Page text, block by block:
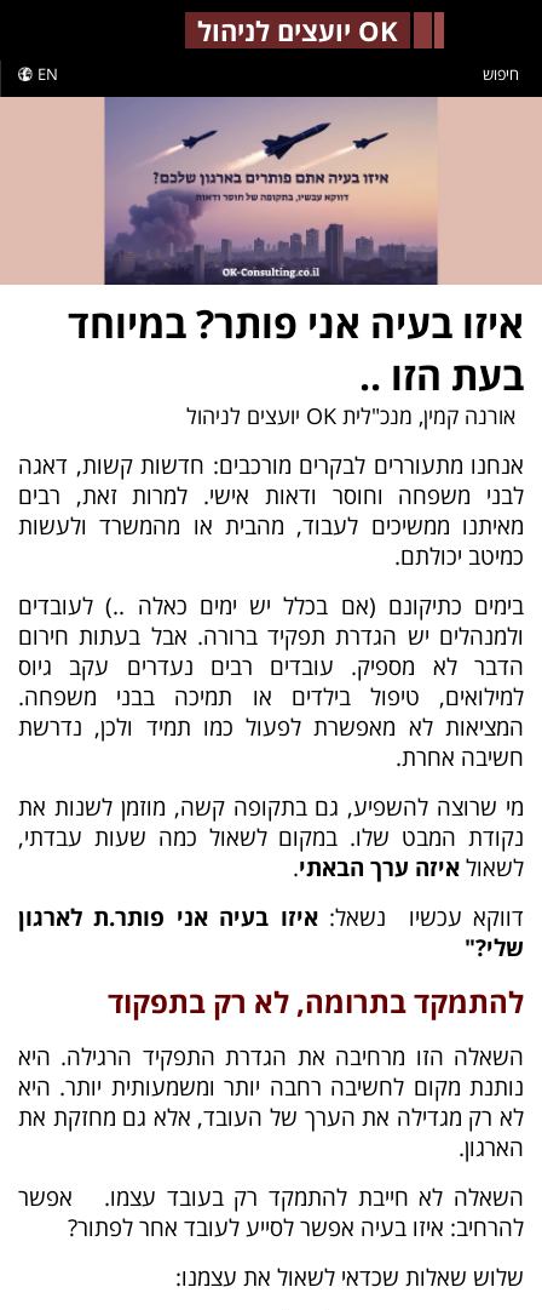
OK יועצים לניהול
EN חיפוש
איזו בעיה אני פותר? במיוחד
בעת הזו ..
אורנה קמין, מנכ"לית OK יועצים לניהול
אנחנו מתעוררים לבקרים מורכבים: חדשות קשות, דאגה
לבני משפחה וחוסר ודאות אישי. למרות זאת, רבים
מאיתנו ממשיכים לעבוד, מהבית או מהמשרד ולעשות
כמיטב יכולתם.
בימים כתיקונם (אם בכלל יש ימים כאלה ..) לעובדים
ולמנהלים יש הגדרת תפקיד ברורה. אבל בעתות חירום
הדבר לא מספיק. עובדים רבים נעדרים עקב גיוס
למילואים, טיפול בילדים או תמיכה בבני משפחה.
המציאות לא מאפשרת לפעול כמו תמיד ולכן, נדרשת
חשיבה אחרת.
מי שרוצה להשפיע, גם בתקופה קשה, מוזמן לשנות את
נקודת המבט שלו. במקום לשאול כמה שעות עבדתי,
לשאול איזה ערך הבאתי.
דווקא עכשיו נשאל:איזו בעיה אני פותר.ת לארגון
שלי?"
להתמקד בתרומה, לא רק בתפקוד
השאלה הזו מרחיבה את הגדרת התפקיד הרגילה. היא
נותנת מקום לחשיבה רחבה יותר ומשמעותית יותר. היא
לא רק מגדילה את הערך של העובד, אלא גם מחזקת את
הארגון.
השאלה לא חייבת להתמקד רק בעובד עצמו. אפשר
להרחיב: איזו בעיה אפשר לסייע לעובד אחר לפתור?
שלוש שאלות שכדאי לשאול את עצמנו: